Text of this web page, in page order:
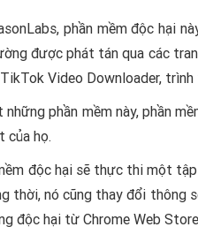
phần mềm độc hại
được phát tán qua các
Video Downloader, trình
phần mềm này, phần
của họ.
độc hại sẽ thực thi một
thời, nó cũng thay đổi thông
độc hại từ Chrome Web